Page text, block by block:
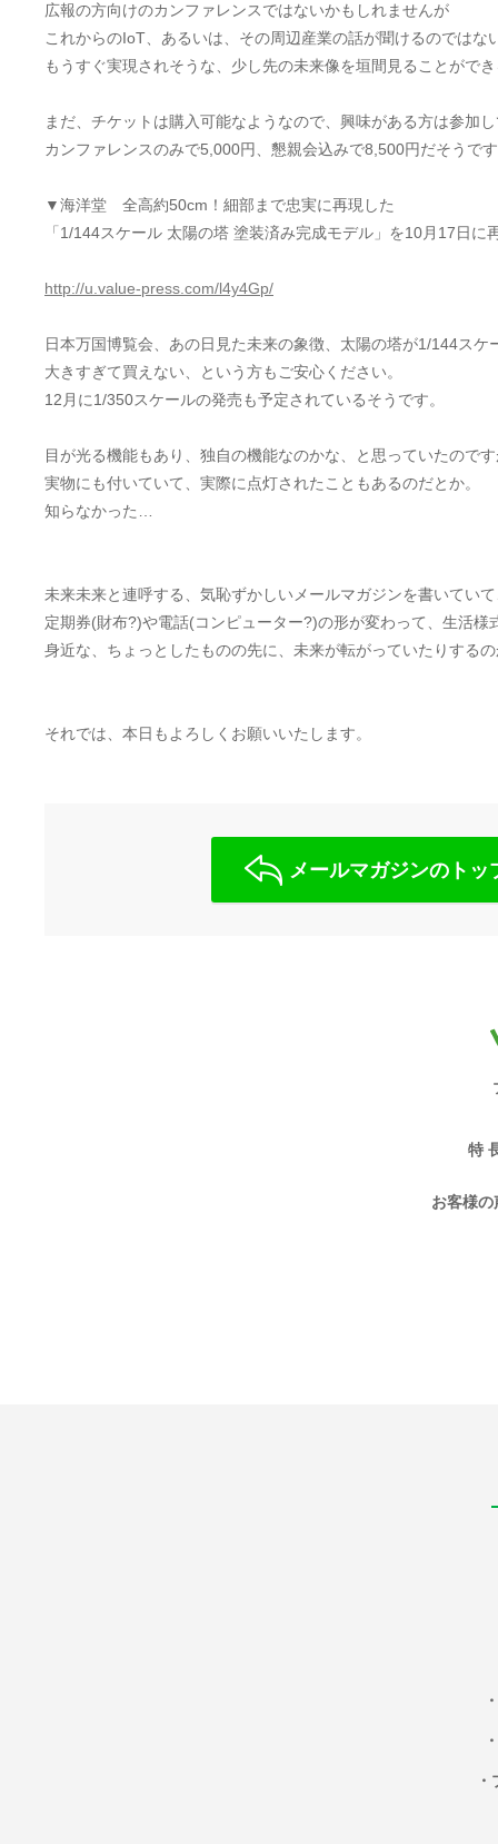
広報の方向けのカンファレンスではないかもしれませんが
これからのIoT、あるいは、その周辺産業の話が聞けるのではな
もうすぐ実現されそうな、少し先の未来像を垣間見ることがで
まだ、チケットは購入可能なようなので、興味がある方は参加
カンファレンスのみで5,000円、懇親会込みで8,500円だそうで
▼海洋堂 全高約50cm！細部まで忠実に再現した
「1/144スケール 太陽の塔 塗装済み完成モデル」を10月17日に
http://u.value-press.com/l4y4Gp/
日本万国博覧会、あの日見た未来の象徴、太陽の塔が1/144スケ
大きすぎて買えない、という方もご安心ください。
12月に1/350スケールの発売も予定されているそうです。
目が光る機能もあり、独自の機能なのかな、と思っていたので
実物にも付いていて、実際に点灯されたこともあるのだとか。
知らなかった…
未来未来と連呼する、気恥ずかしいメールマガジンを書いてい
定期券(財布?)や電話(コンピューター?)の形が変わって、生活様
身近な、ちょっとしたものの先に、未来が転がっていたりする
それでは、本日もよろしくお願いいたします。
メールマガジンのトッ
特
お客様の